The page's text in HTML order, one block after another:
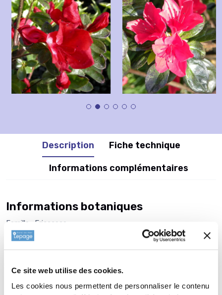
Ce site web utilise des cookies.
Les cookies nous permettent de personnaliser le contenu
Description Fiche technique
Informations complémentaires
Informations botaniques
Famille : Ericaceae
Genre : AZALEA
Nom vernaculaire : Azalée japonaise
Plantation deAZALEA japonica